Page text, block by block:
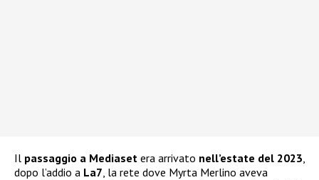
Il passaggio a Mediaset era arrivato nell’estate del 2023,
dopo l’addio a La7, la rete dove Myrta Merlino aveva